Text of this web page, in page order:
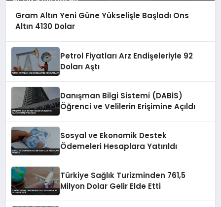
Gram Altın Yeni Güne Yükselişle Başladı Ons
Altın 4130 Dolar
Petrol Fiyatları Arz Endişeleriyle 92
Doları Aştı
Danışman Bilgi Sistemi (DABİS)
Öğrenci ve Velilerin Erişimine Açıldı
Sosyal ve Ekonomik Destek
Ödemeleri Hesaplara Yatırıldı
Türkiye Sağlık Turizminden 761,5
Milyon Dolar Gelir Elde Etti